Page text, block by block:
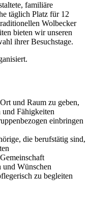
familiäre
täglich Platz für 12
Wolbecker
bieten wir unseren
ihrer Besuchstage.
und Raum zu geben,
Fähigkeiten
einbringen
die berufstätig sind,
und Wünschen
zu begleiten